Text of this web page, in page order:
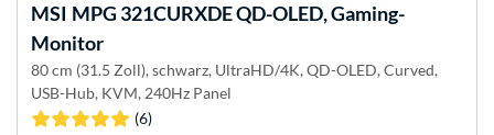
MSI MPG 321CURXDE QD-OLED, Gaming-
Monitor
80 cm (31.5 Zoll), schwarz, UltraHD/4K, QD-OLED, Curved,
USB-Hub, KVM, 240Hz Panel
(6)